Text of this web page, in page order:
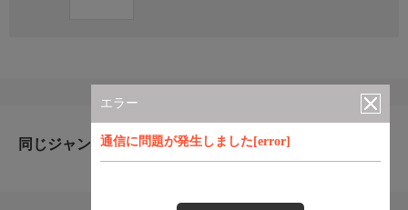
エラー
通信に問題が発生しました[error]
同じジャンルのおすすめ番組